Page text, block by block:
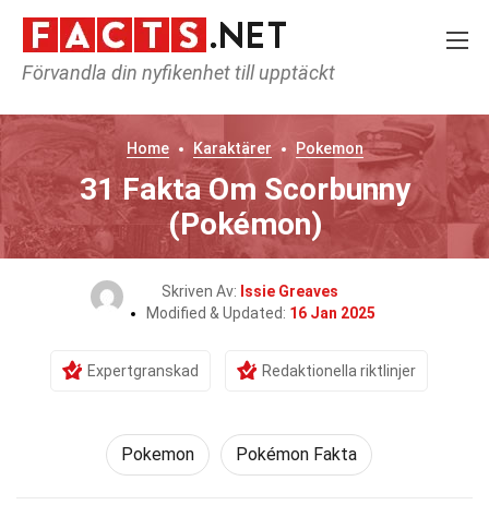
Förvandla din nyfikenhet till upptäckt
Home Karaktärer Pokemon
31 Fakta Om Scorbunny
(Pokémon)
Skriven Av: Issie Greaves
Modified & Updated: 16 Jan 2025
Expertgranskad Redaktionella riktlinjer
Pokemon Pokémon Fakta